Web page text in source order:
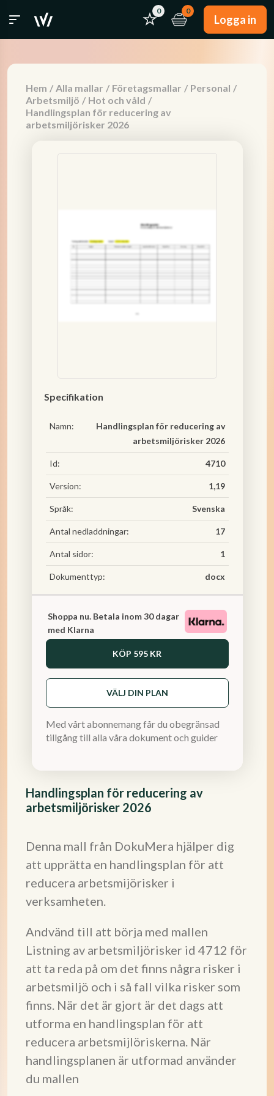
0 0
Logga in
Hem / Alla mallar / Företagsmallar / Personal /
Arbetsmiljö / Hot och våld /
Handlingsplan för reducering av
arbetsmiljörisker 2026
Handlingsplan för reducering av
arbetsmiljörisker 2026
Denna mall från DokuMera hjälper dig
att upprätta en handlingsplan för att
reducera arbetsmijörisker i
verksamheten.
Andvänd till att börja med mallen
Listning av arbetsmiljörisker id 4712 för
att ta reda på om det finns några risker i
arbetsmiljö och i så fall vilka risker som
finns. När det är gjort är det dags att
utforma en handlingsplan för att
reducera arbetsmijlöriskerna. När
handlingsplanen är utformad använder
du mallen
Specifikation
Namn:
Handlingsplan för reducering av
arbetsmiljörisker 2026
Id: 4710
Version: 1,19
Språk: Svenska
Antal nedladdningar: 17
Antal sidor: 1
Dokumenttyp: docx
Shoppa nu. Betala inom 30 dagar
med Klarna
KÖP 595 KR
VÄLJ DIN PLAN
Med vårt abonnemang får du obegränsad
tillgång till alla våra dokument och guider